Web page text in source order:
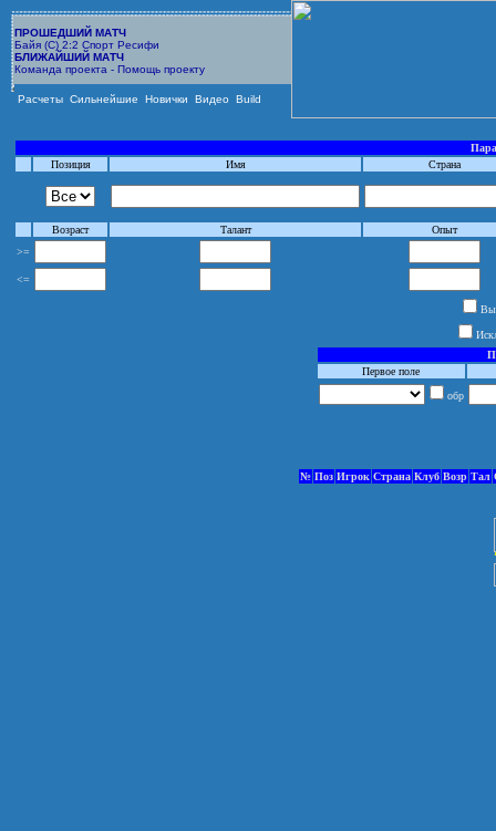
ПРОШЕДШИЙ МАТЧ
Байя (С) 2:2 Спорт Ресифи
БЛИЖАЙШИЙ МАТЧ
Команда проекта - Помощь проекту
Расчеты Сильнейшие Новички Видео Build
Позиция
Имя Страна
Возраст Талант
Опыт
>=
<=
Первое поле
обр
№ Поз Игрок Страна Клуб Возр Тал